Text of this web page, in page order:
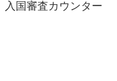
入国審査カウンター